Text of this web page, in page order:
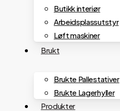
Butikk interiør
Arbeidsplassutstyr
Løft maskiner
Brukt
Brukte Pallestativer
Brukte Lagerhyller
Produkter